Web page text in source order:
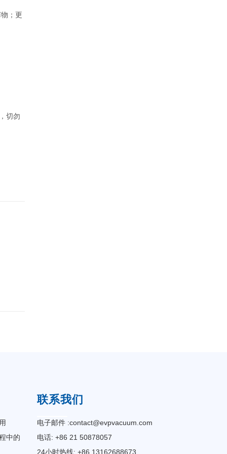
；更
切勿
中的
联系我们
电子邮件 :contact@evpvacuum.com
电话: +86 21 50878057
24小时热线: +86 13162688673